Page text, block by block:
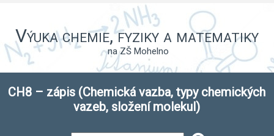
Výuka chemie, fyziky a matematiky
na ZŠ Mohelno
CH8 – zápis (Chemická vazba, typy chemických
vazeb, složení molekul)